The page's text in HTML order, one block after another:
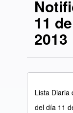
11
2013
Lista Diaria
del día 11